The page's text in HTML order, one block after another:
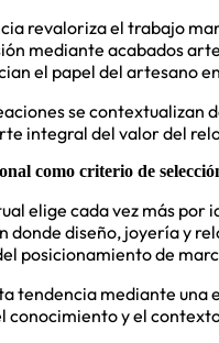
revaloriza el trabajo
mediante acabados
el papel del artesano
se
integral del valor del
como criterio de
elige cada vez más
donde diseño, joyería y
posicionamiento de
tendencia mediante
conocimiento y el